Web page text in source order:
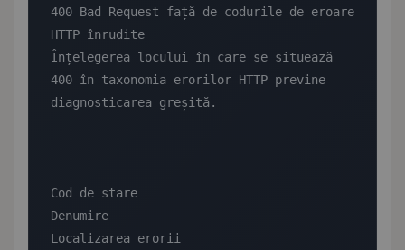
400 Bad Request față de codurile de eroare
HTTP înrudite
Înțelegerea locului în care se situează
400 în taxonomia erorilor HTTP previne
diagnosticarea greșită.
Cod de stare
Denumire
Localizarea erorii